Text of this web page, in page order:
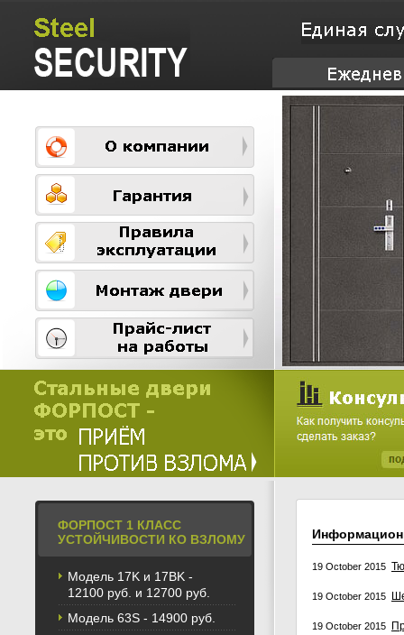
ФОРПОСТ 1 КЛАСС
УСТОЙЧИВОСТИ КО ВЗЛОМУ
Модель 17K и 17BK -
12100 руб. и 12700 руб.
Модель 63S - 14900 руб.
19 October 2015
19 October 2015
19 October 2015